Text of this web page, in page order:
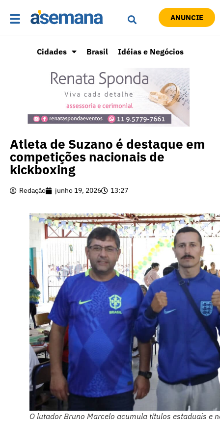
ANUNCIE
Cidades Brasil Idéias e Negócios
Atleta de Suzano é destaque em
competições nacionais de
kickboxing
Redação junho 19, 2026 13:27
O lutador Bruno Marcelo acumula títulos estaduais e